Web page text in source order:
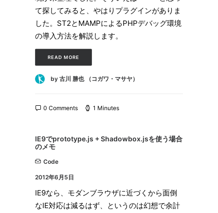
て探してみると、やはりプラグインがありま
した。ST2とMAMPによるPHPデバッグ環境
の導入方法を解説します。
READ MORE
by 古川 勝也 （コガワ・マサヤ）
0 Comments 1 Minutes
IE9でprototype.js + Shadowbox.jsを使う場合
のメモ
Code
2012年6月5日
IE9なら、モダンブラウザに近づくから面倒
なIE対応は減るはず、というのは幻想で余計